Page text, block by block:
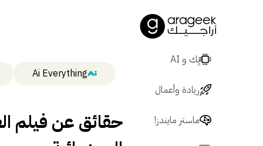
تٍك و AI
ريادة وأعمال
ماستر مايندز!
Ai Everything